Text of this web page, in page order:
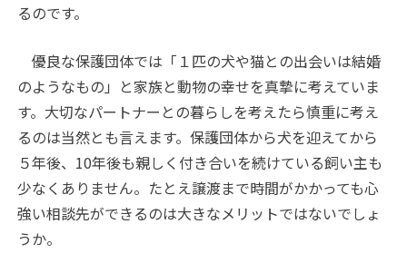
るのです。
優良な保護団体では「１匹の犬や猫との出会いは結婚
のようなもの」と家族と動物の幸せを真摯に考えていま
す。大切なパートナーとの暮らしを考えたら慎重に考え
るのは当然とも言えます。保護団体から犬を迎えてから
５年後、10年後も親しく付き合いを続けている飼い主も
少なくありません。たとえ譲渡まで時間がかかっても心
強い相談先ができるのは大きなメリットではないでしょ
うか。